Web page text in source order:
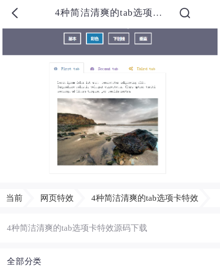
4种简洁清爽的tab选项卡特效
当前 网页特效 4种简洁清爽的tab选项卡特效
4种简洁清爽的tab选项卡特效源码下载
全部分类